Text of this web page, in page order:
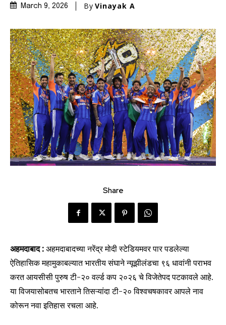
March 9, 2026 By Vinayak A
Share
अहमदाबाद : अहमदाबादच्या नरेंद्र मोदी स्टेडियमवर पार पडलेल्या
ऐतिहासिक महामुकाबल्यात भारतीय संघाने न्यूझीलंडचा ९६ धावांनी पराभव
करत आयसीसी पुरुष टी-२० वर्ल्ड कप २०२६ चे विजेतेपद पटकावले आहे.
या विजयासोबतच भारताने तिसऱ्यांदा टी-२० विश्वचषकावर आपले नाव
कोरून नवा इतिहास रचला आहे.